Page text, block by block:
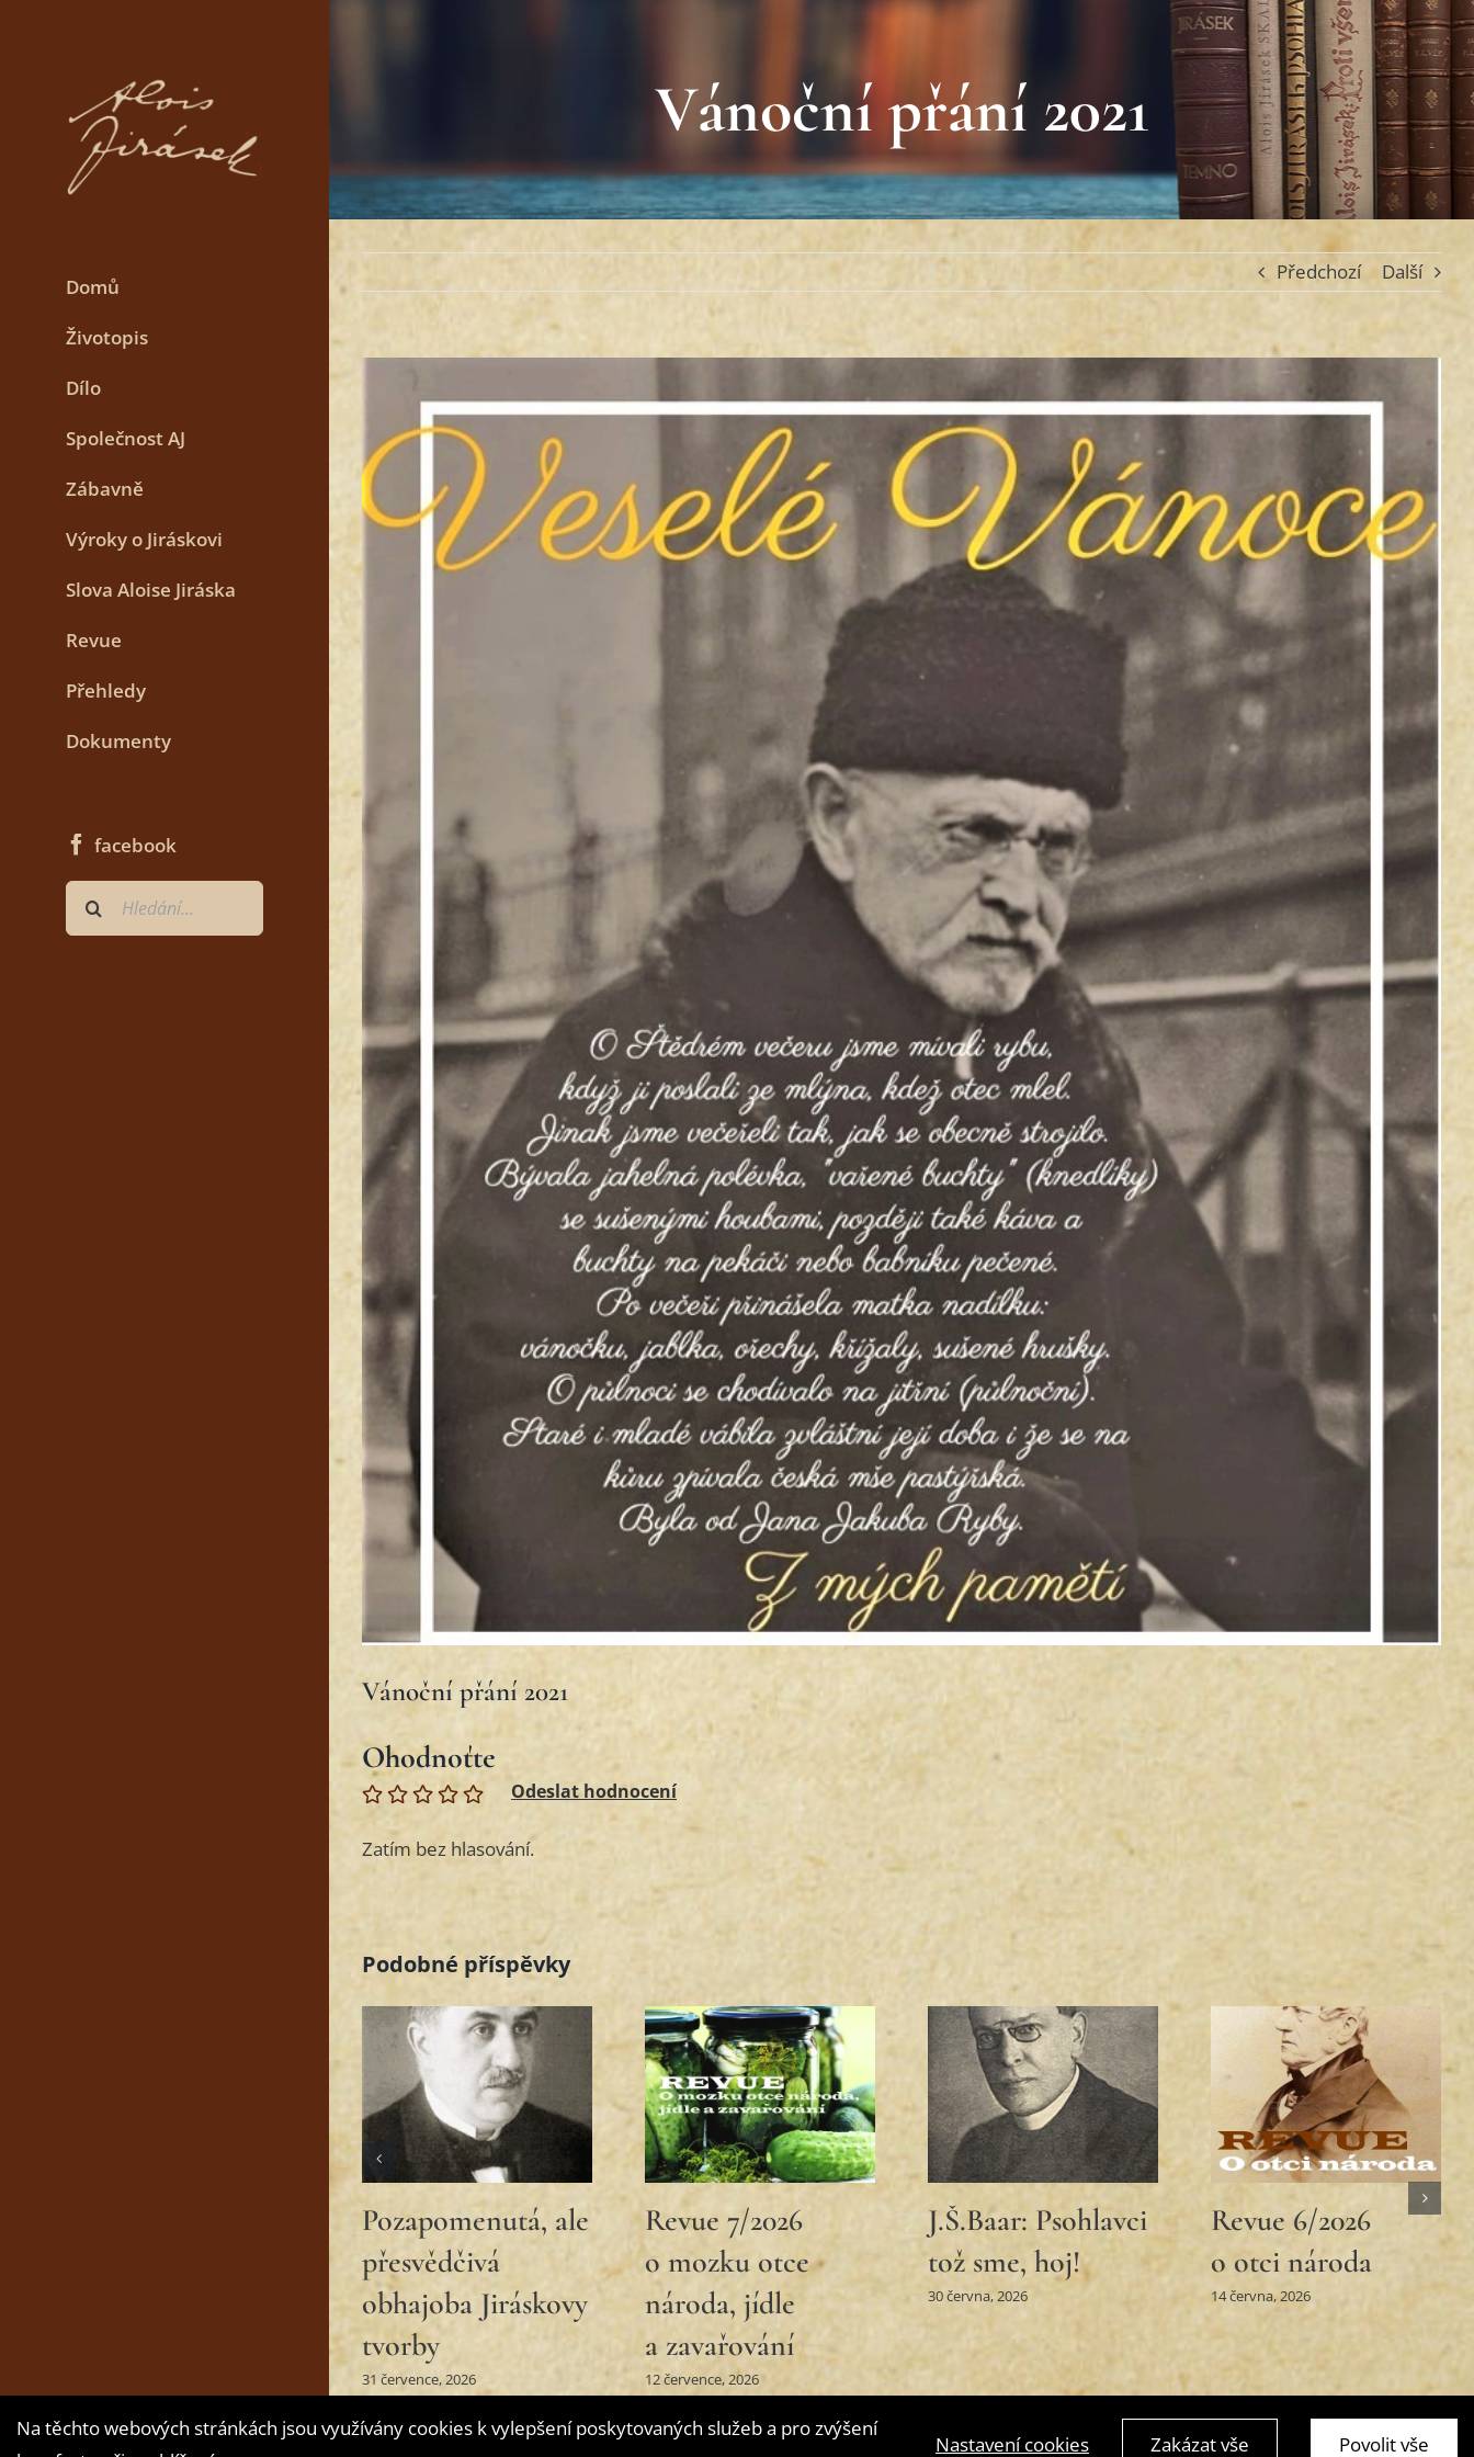
Domů
Životopis
Dílo
Společnost AJ
Zábavně
Výroky o Jiráskovi
Slova Aloise Jiráska
Revue
Přehledy
Dokumenty
facebook
Hledat
...
Vánoční přání 2021
Předchozí Další
Image
Vánoční přání 2021
Ohodnoťte
Zatím bez hlasování.
Podobné příspěvky
Chod Jan Vrba
o Jiráskových
“Psohlavcích”
2 června, 2026
Jirásek v boji za
Slovenské národní
divadlo
24 května, 2026
Revue 5/2026 aneb
“O těžkostech
i radostech čtení”
Karel Hynek
Mácha v kronice
“U nás”
1 května, 2026
Na těchto webových stránkách jsou využívány cookies k vylepšení poskytovaných služeb a pro zvýšení
Nastavení cookies Zakázat vše Povolit vše